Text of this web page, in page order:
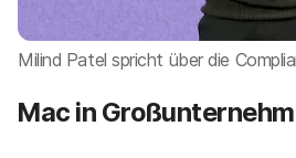
Milind Patel spricht über die
Mac in